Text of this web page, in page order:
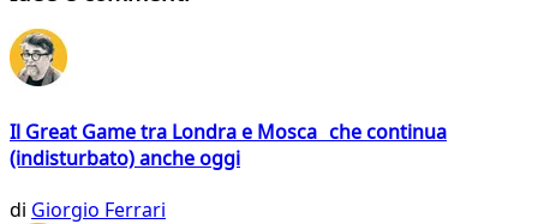
Il Great Game tra Londra e Mosca che continua
(indisturbato) anche oggi
di Giorgio Ferrari